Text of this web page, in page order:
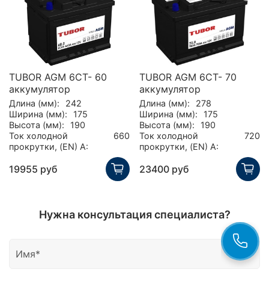
TUBOR AGM 6CT- 60
аккумулятор
Длина (мм):
242
Ширина (мм):
175
Высота (мм):
190
Ток холодной
прокрутки, (EN) А:
660
19955 руб
TUBOR AGM 6CT- 70
аккумулятор
Длина (мм):
278
Ширина (мм):
175
Высота (мм):
190
Ток холодной
прокрутки, (EN) А:
720
23400 руб
Нужна консультация специалиста?